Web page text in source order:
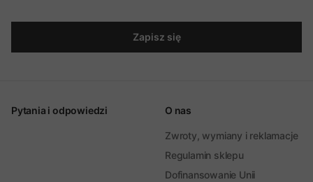
Zapisz się
Pytania i odpowiedzi O nas
Zwroty, wymiany i reklamacje
Regulamin sklepu
Dofinansowanie Unii